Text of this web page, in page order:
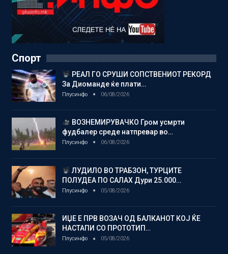
Спорт
РЕАЛ ГО СРУШИ СОПСТВЕНИОТ РЕКОРД
За Диоманде ќе плати…
Плусинфо 06/08/2026
ВОЗНЕМИРУВАЧКО Гром усмрти
фудбалер среде натпревар во…
Плусинфо 06/08/2026
ЛУДИЛО ВО ТРАБЗОН, ТУРЦИТЕ
ПОЛУДЕА ПО САЛАХ Дури 25.000…
Плусинфо 05/08/2026
ИЏЕ Е ПРВ ВОЗАЧ ОД БАЛКАНОТ КОЈ ЌЕ
НАСТАПИ СО ПРОТОТИП…
Плусинфо 05/08/2026